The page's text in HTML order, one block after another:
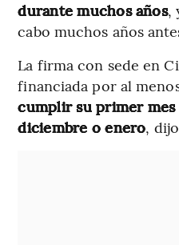
durante muchos años,
cabo muchos años
La firma con sede en
financiada por al
cumplir su primer
diciembre o enero,